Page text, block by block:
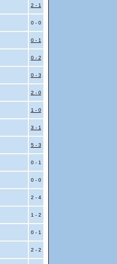
2 - 1
0 - 0
0 - 1
0 - 2
0 - 3
2 - 0
1 - 0
3 - 1
5 - 3
0 - 1
0 - 0
2 - 4
1 - 2
0 - 1
2 - 2